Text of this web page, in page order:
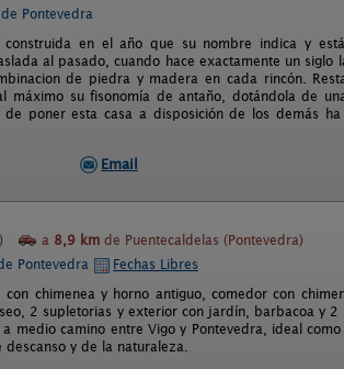
Pontevedra
en el año que su nombre indica y
al pasado, cuando hace exactamente un siglo
de piedra y madera en cada rincón.
máximo su fisonomía de antaño, dotándola de
poner esta casa a disposición de los demás
Email
a 8,9 km de Puentecaldelas (Pontevedra)
Pontevedra
Fechas Libres
chimenea y horno antiguo, comedor con
2 supletorias y exterior con jardín, barbacoa y 2
medio camino entre Vigo y Pontevedra, ideal
y de la naturaleza.